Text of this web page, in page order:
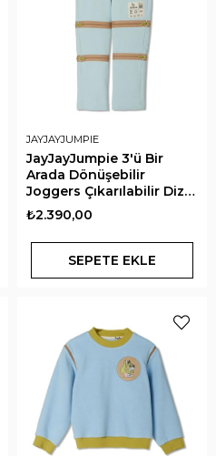
JAYJAYJUMPIE
JayJayJumpie 3'ü Bir
Arada Dönüşebilir
Joggers Çıkarılabilir Diz
Parçalı Çocuk Pantolon |
Mavi
₺2.390,00
SEPETE EKLE